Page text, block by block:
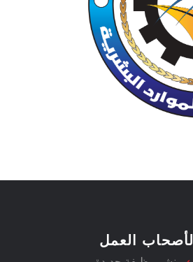
لأصحاب العمل